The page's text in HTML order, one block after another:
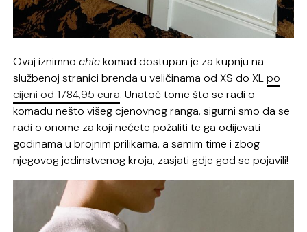
Ovaj iznimnochickomad dostupan je za kupnju na
službenoj stranici brenda u veličinama od XS do XLpo
cijeni od 1784,95 eura. Unatoč tome što se radi o
komadu nešto višeg cjenovnog ranga, sigurni smo da se
radi o onome za koji nećete požaliti te ga odijevati
godinama u brojnim prilikama, a samim time i zbog
njegovog jedinstvenog kroja, zasjati gdje god se pojavili!